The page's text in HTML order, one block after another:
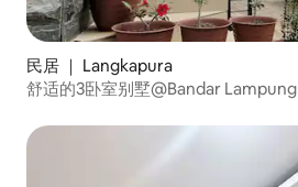
民居 ｜ Langkapura
舒适的3卧室别墅@Bandar Lampung